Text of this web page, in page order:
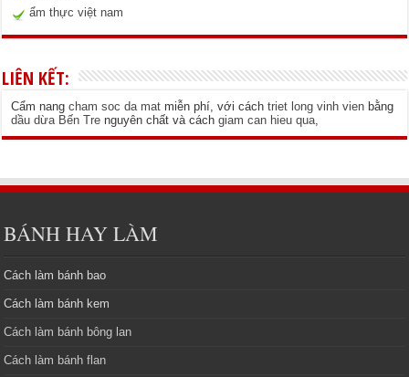
ẩm thực việt nam
LIÊN KẾT:
Cẩm nangcham soc da mat miễn phí, với cáchtriet long vinh vien bằng
dầu dừa Bến Tre nguyên chất và cáchgiam can hieu qua,
BÁNH HAY LÀM
Cách làm bánh bao
Cách làm bánh kem
Cách làm bánh bông lan
Cách làm bánh flan